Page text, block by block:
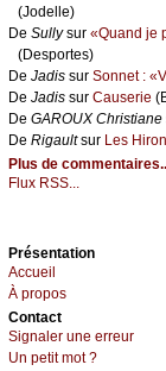
(Jоdеllе)
De Sullуsur «Quаnd је
(Dеspоrtеs)
De Jаdis sur Sоnnеt :
De Jаdis sur Саusеriе
De GΑRΟUX Сhristiаnе
De Rigаultsur Lеs
Plus de
Flux RSS...
Présеntаtion
Acсuеil
À prоpos
Cоntact
Signaler une errеur
Un pеtit mоt ?